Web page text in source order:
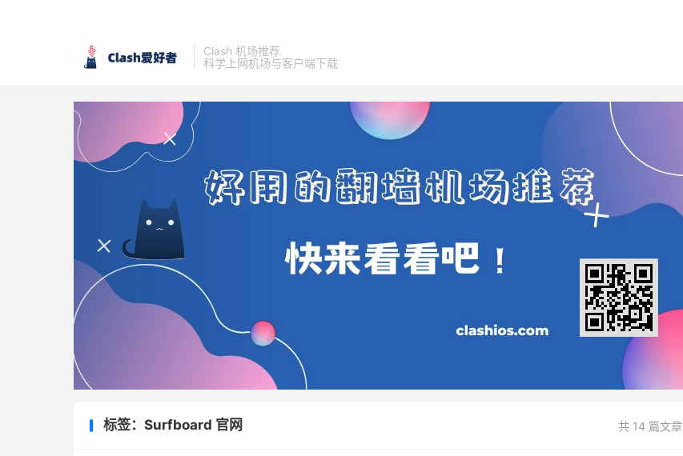
Clash 机场推荐
科学上网机场与客户端下载
共 14 篇文章
标签：Surfboard 官网